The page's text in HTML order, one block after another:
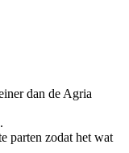
dan de Agria
parten zodat het wat